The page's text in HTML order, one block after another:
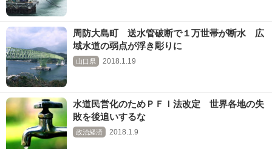
周防大島町 送水管破断で１万世帯が断水 広
域水道の弱点が浮き彫りに
山口県 2018.1.19
水道民営化のためＰＦＩ法改定 世界各地の失
敗を後追いするな
政治経済 2018.1.9